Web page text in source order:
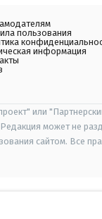
пользования
информация
или
может не
сайтом. Все